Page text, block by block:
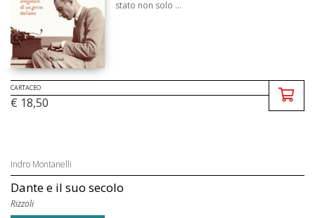
stato non solo ...
CARTACEO
€ 18,50
Indro Montanelli
Dante e il suo secolo
Rizzoli